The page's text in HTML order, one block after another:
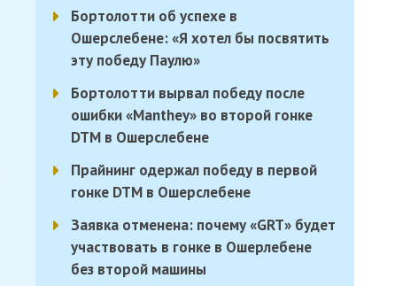
Бортолотти об успехе в
Ошерслебене: «Я хотел бы посвятить
эту победу Паулю»
Бортолотти вырвал победу после
ошибки «Manthey» во второй гонке
DTM в Ошерслебене
Прайнинг одержал победу в первой
гонке DTM в Ошерслебене
Заявка отменена: почему «GRT» будет
участвовать в гонке в Ошерлебене
без второй машины